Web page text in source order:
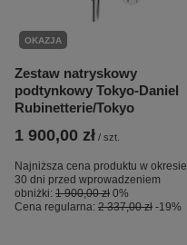
OKAZJA
Zestaw natryskowy
podtynkowy Tokyo-Daniel
Rubinetterie/Tokyo
1 900,00 zł / szt.
Najniższa cena produktu w okresie
30 dni przed wprowadzeniem
obniżki: 1 900,00 zł 0%
Cena regularna: 2 337,00 zł -19%